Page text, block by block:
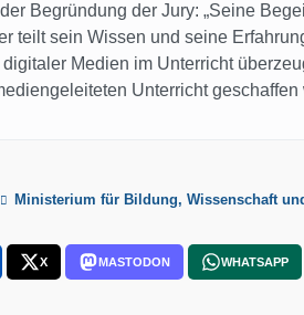
Begründung der Jury: „Seine
teilt sein Wissen und seine
Medien im Unterricht
Unterricht geschaffen
Ministerium für Bildung, Wissenschaft
X MASTODON WHATSAPP